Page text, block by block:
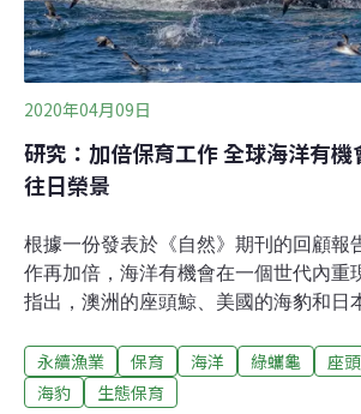
2020年04月09日
研究：加倍保育工作 全球海洋有
往日榮景
根據一份發表於《自然》期刊的回顧報
作再加倍，海洋有機會在一個世代內重
指出，澳洲的座頭鯨、美國的海豹和日
蝕，數百年來，人類活動嚴重破壞海洋
保育成果仍屬地區性，從中卻能看出海
永續漁業 保育 海洋 綠蠵龜 座
海豹
生態保育